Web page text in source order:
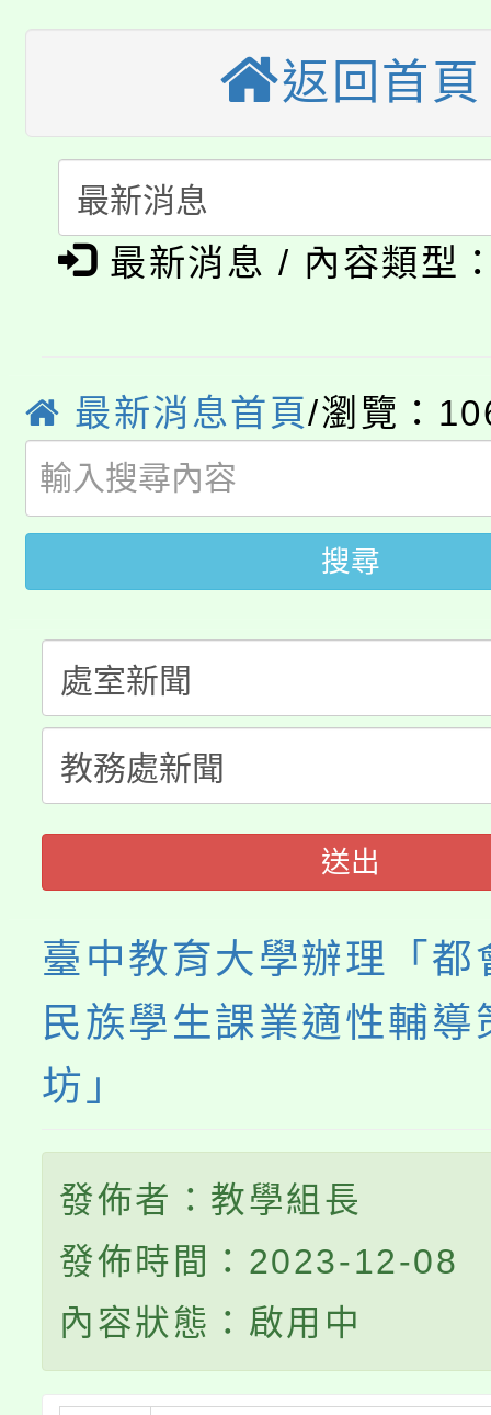
生本土語及新住民語歌
公告本校115學年度第
代理(課)教師甄選結果
公告本校115學年度第
代理(課)教師甄選結果(
轉知中國文化大學推廣
《TA101》溝通分析基
程，歡迎學生輔導中心
系所師生報名參加。
淨零綠生活教案入校路
會
115年食農教育專業人
學籍身 分審查程序及
版
公告本校115學年度第
代理(課)教師甄選結果(
「2026金融保險知識
桃園市115學年度學生
公告本校115學年度第
代理(課)教師甄選結果(
公告本校115學年度第
代理(課)教師甄選結果(
轉知中國文化大學推廣
《TA101》溝通分析基
程，歡迎學生輔導中心
心理、諮商輔導、社會
系所師生報名參加。
返回首頁
最新消息 / 內容類型
最新消息首頁/瀏覽：
搜尋
送出
臺中教育大學辦理「都
民族學生課業適性輔導
坊」
發佈者：教學組長
發佈時間：2023-12-08
內容狀態：啟用中